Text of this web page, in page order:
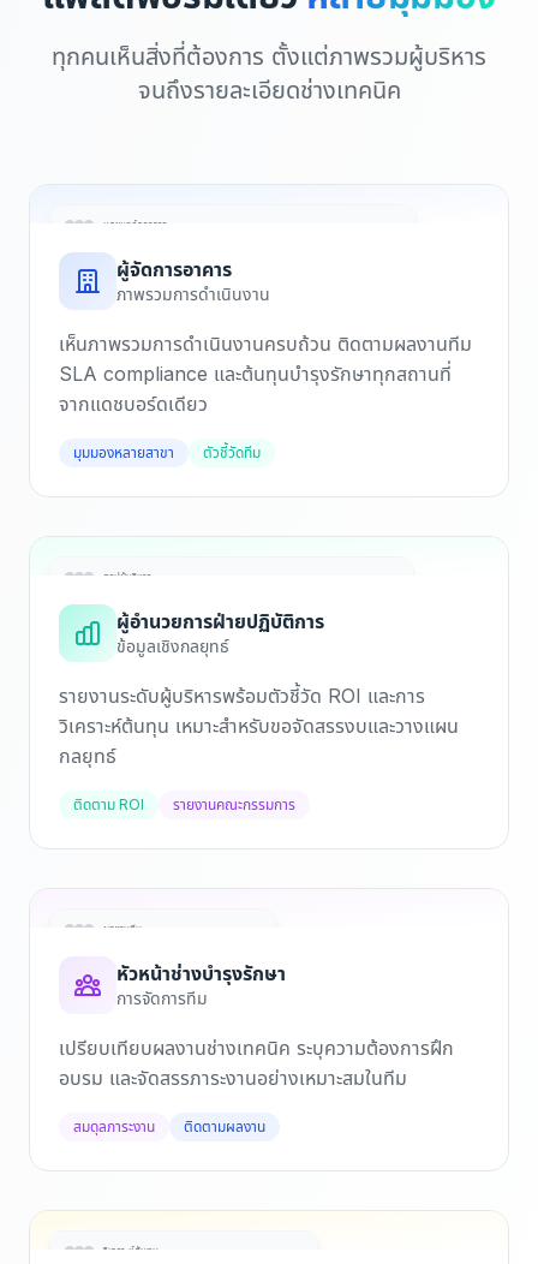
ทุกคนเห็นสิ่งที่ต้องการ ตั้งแต่ภาพรวมผู้บริหาร
จนถึงรายละเอียดช่างเทคนิค
แดชบอร์ดอาคาร
MTTR
2.4h
SLA
ผู้จัดการอาคาร
ภาพรวมการดำเนินงาน
เห็นภาพรวมการดำเนินงานครบถ้วน ติดตามผลงานทีม
SLA compliance และต้นทุนบำรุงรักษาทุกสถานที่
จากแดชบอร์ดเดียว
มุมมองหลายสาขา ตัวชี้วัดทีม
สรุปผู้บริหาร
ผลงานรายเดือน
ลดต้นทุน
$24,500 94%
รายงานพร้อมสำหรับการประชุมบอร์ด
ผู้อำนวยการฝ่ายปฏิบัติการ
ข้อมูลเชิงกลยุทธ์
รายงานระดับผู้บริหารพร้อมตัวชี้วัด ROI และการ
วิเคราะห์ต้นทุน เหมาะสำหรับขอจัดสรรงบและวางแผน
กลยุทธ์
ติดตาม ROI รายงานคณะกรรมการ
ผลงานทีม
JD John D. 95%
MR Mike R. 82%
หัวหน้าช่างบำรุงรักษา
การจัดการทีม
เปรียบเทียบผลงานช่างเทคนิค ระบุความต้องการฝึก
อบรม และจัดสรรภาระงานอย่างเหมาะสมในทีม
สมดุลภาระงาน ติดตามผลงาน
วิเคราะห์ต้นทุน